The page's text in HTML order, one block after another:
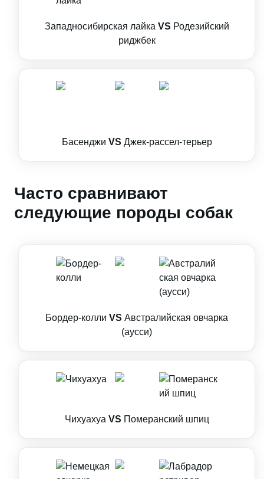
Западносибирская лайка VS Родезийский
риджбек
Басенджи VS Джек-рассел-терьер
Часто сравнивают
следующие породы собак
Бордер-колли VS Австралийская овчарка
(аусси)
Чихуахуа VS Померанский шпиц